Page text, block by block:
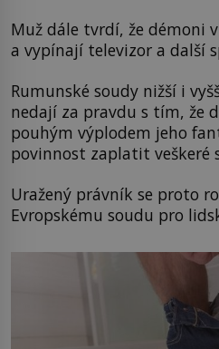
Muž dále tvrdí, že démoni
a vypínají televizor a další
Rumunské soudy nižší i
nedají za pravdu s tím, že
pouhým výplodem jeho
povinnost zaplatit veškeré
Uražený právník se proto
Evropskému soudu pro